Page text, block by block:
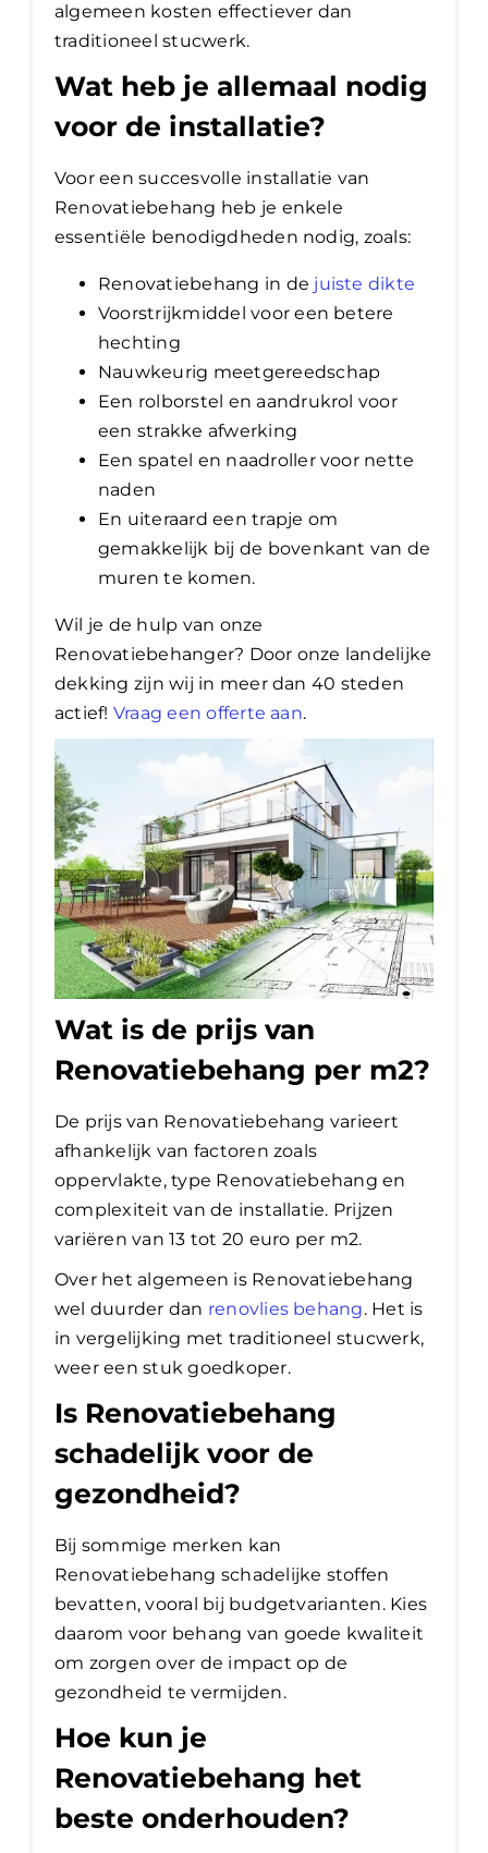
algemeen kosten effectiever dan
traditioneel stucwerk.
Wat heb je allemaal nodig
voor de installatie?
Voor een succesvolle installatie van
Renovatiebehang heb je enkele
essentiële benodigdheden nodig, zoals:
Renovatiebehang in de juiste dikte
Voorstrijkmiddel voor een betere
hechting
Nauwkeurig meetgereedschap
Een rolborstel en aandrukrol voor
een strakke afwerking
Een spatel en naadroller voor nette
naden
En uiteraard een trapje om
gemakkelijk bij de bovenkant van de
muren te komen.
Wil je de hulp van onze
Renovatiebehanger? Door onze landelijke
dekking zijn wij in meer dan 40 steden
actief! Vraag een offerte aan.
Wat is de prijs van
Renovatiebehang per m2?
De prijs van Renovatiebehang varieert
afhankelijk van factoren zoals
oppervlakte, type Renovatiebehang en
complexiteit van de installatie. Prijzen
variëren van 13 tot 20 euro per m2.
Over het algemeen is Renovatiebehang
wel duurder dan renovlies behang. Het is
in vergelijking met traditioneel stucwerk,
weer een stuk goedkoper.
Is Renovatiebehang
schadelijk voor de
gezondheid?
Bij sommige merken kan
Renovatiebehang schadelijke stoffen
bevatten, vooral bij budgetvarianten. Kies
daarom voor behang van goede kwaliteit
om zorgen over de impact op de
gezondheid te vermijden.
Hoe kun je
Renovatiebehang het
beste onderhouden?